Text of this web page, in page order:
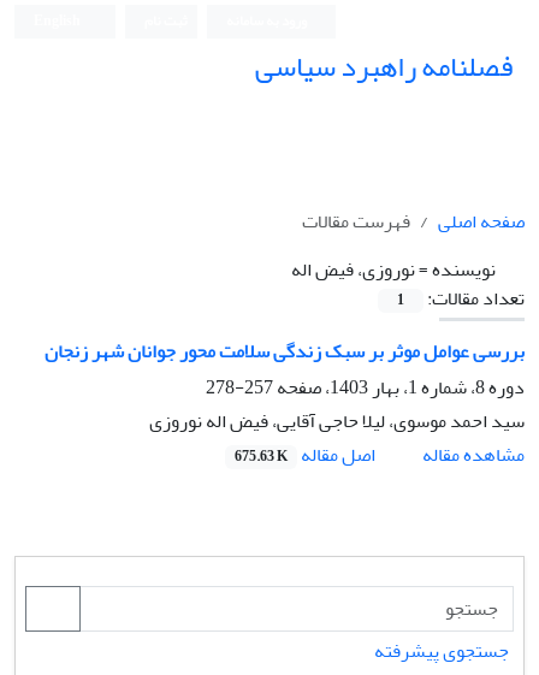
فصلنامه راهبرد سیاسی
صفحه اصلی
فهرست مقالات
نویسنده =نوروزی، فیض اله
تعداد مقالات:
1
بررسی عوامل موثر بر سبک زندگی سلامت محور جوانان شهر زنجان
دوره 8، شماره 1، بهار 1403، صفحه
257-278
سید احمد موسوی، لیلا حاجی آقایی، فیض اله نوروزی
مشاهده مقاله
اصل مقاله 675.63 K
جستجوی پیشرفته